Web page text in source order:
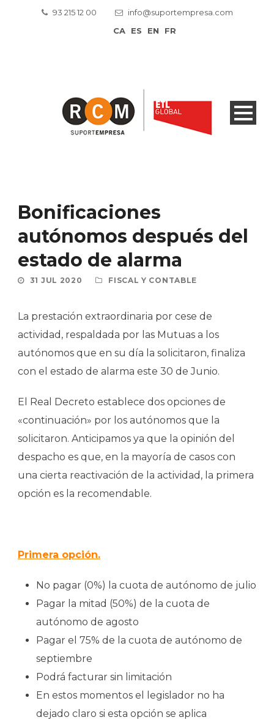
93 215 12 00
info@suportempresa.com
CA
ES EN FR
Bonificaciones
autónomos después del
estado de alarma
31 JUL 2020 FISCAL Y CONTABLE
La prestación extraordinaria por cese de
actividad, respaldada por las Mutuas a los
autónomos que en su día la solicitaron, finaliza
con el estado de alarma este 30 de Junio.
El Real Decreto establece dos opciones de
«continuación» por los autónomos que la
solicitaron. Anticipamos ya que la opinión del
despacho es que, en la mayoría de casos con
una cierta reactivación de la actividad, la primera
opción es la recomendable.
Primera opción.
No pagar (0%) la cuota de autónomo de julio
Pagar la mitad (50%) de la cuota de
autónomo de agosto
Pagar el 75% de la cuota de autónomo de
septiembre
Podrá facturar sin limitación
En estos momentos el legislador no ha
dejado claro si esta opción se aplica